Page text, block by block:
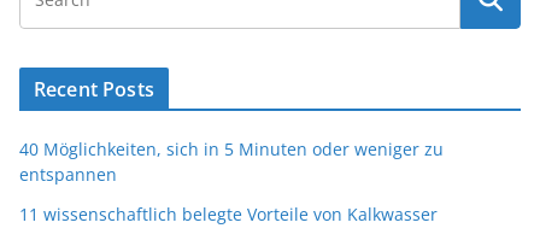
Recent Posts
40 Möglichkeiten, sich in 5 Minuten oder weniger zu
entspannen
11 wissenschaftlich belegte Vorteile von Kalkwasser